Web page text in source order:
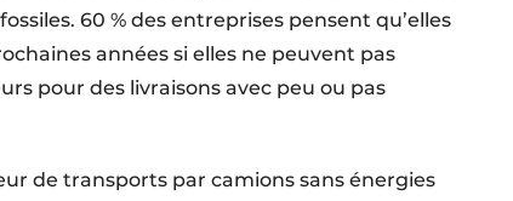
60 % des entreprises pensent qu’elles
années si elles ne peuvent pas
pour des livraisons avec peu ou pas
de transports par camions sans énergies